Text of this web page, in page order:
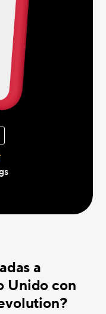
a
Unido con